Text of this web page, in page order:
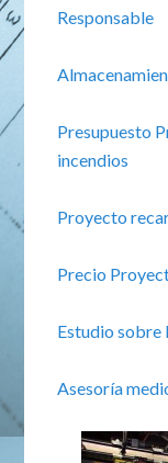
Responsable
Presupuesto
incendios
Proyecto
Precio
Estudio sobre
Asesoría